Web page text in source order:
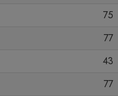
75
77
43
77